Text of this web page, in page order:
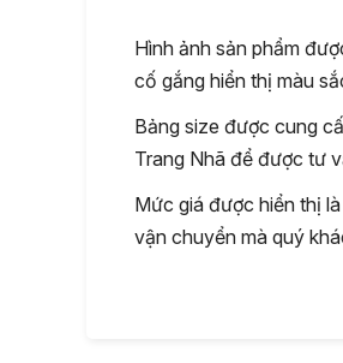
Hình ảnh sản phẩm
cố gắng hiển thị màu
Bảng size được cung
Trang Nhã để được tư
Mức giá được hiển thị
vận chuyển mà quý